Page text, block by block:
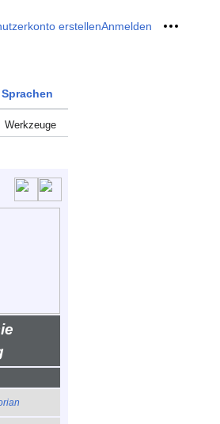
erstellenAnmelden Meine
Sprachen
Werkzeuge